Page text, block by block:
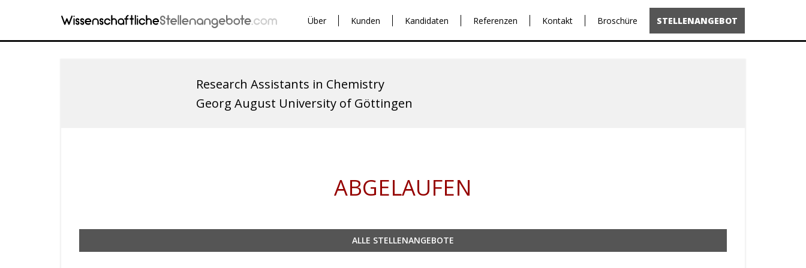
Über Kunden Kandidaten Referenzen Kontakt Broschüre STELLENANGEBOT
Research Assistants in Chemistry
Georg August University of Göttingen
ABGELAUFEN
ALLE STELLENANGEBOTE